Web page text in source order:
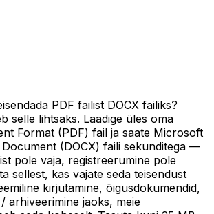
PDF failist DOCX failiks?
selle lihtsaks. Laadige üles oma
Format (PDF) fail ja saate Microsoft
(DOCX) faili sekunditega —
pole vaja, registreerumine pole
sellest, kas vajate seda teisendust
kirjutamine, õigusdokumendid,
arhiveerimine jaoks, meie